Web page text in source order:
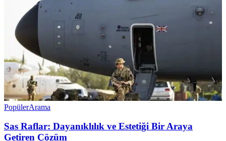
PopülerArama
Sas Raflar: Dayanıklılık ve Estetiği Bir Araya
Getiren Çözüm